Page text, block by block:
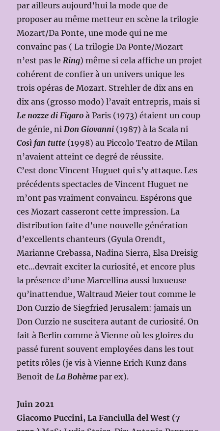
par ailleurs aujourd’hui la mode que de
proposer au même metteur en scène la trilogie
Mozart/Da Ponte, une mode qui ne me
convainc pas ( La trilogie Da Ponte/Mozart
n’est pas leRing) même si cela affiche un projet
cohérent de confier à un univers unique les
trois opéras de Mozart. Strehler de dix ans en
dix ans (grosso modo) l’avait entrepris, mais si
Le nozze di Figaro à Paris (1973) étaient un coup
de génie, niDon Giovanni (1987) à la Scala ni
Così fan tutte (1998) au Piccolo Teatro de Milan
n’avaient atteint ce degré de réussite.
C’est donc Vincent Huguet qui s’y attaque. Les
précédents spectacles de Vincent Huguet ne
m’ont pas vraiment convaincu. Espérons que
ces Mozart casseront cette impression. La
distribution faite d’une nouvelle génération
d’excellents chanteurs (Gyula Orendt,
Marianne Crebassa, Nadina Sierra, Elsa Dreisig
etc…devrait exciter la curiosité, et encore plus
la présence d’une Marcellina aussi luxueuse
qu’inattendue, Waltraud Meier tout comme le
Don Curzio de Siegfried Jerusalem: jamais un
Don Curzio ne suscitera autant de curiosité. On
fait à Berlin comme à Vienne où les gloires du
passé furent souvent employées dans les tout
petits rôles (je vis à Vienne Erich Kunz dans
Benoit deLa Bohème par ex).
Juin 2021
Giacomo Puccini, La Fanciulla del West (7